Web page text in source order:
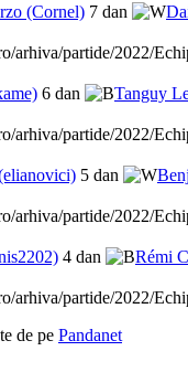
(Cornel) 7 dan
arhiva/partide/2022/
6 dan Tanguy
arhiva/partide/2022/
5 dan
arhiva/partide/2022/
4 dan Rémi
arhiva/partide/2022/
de pe Pandanet